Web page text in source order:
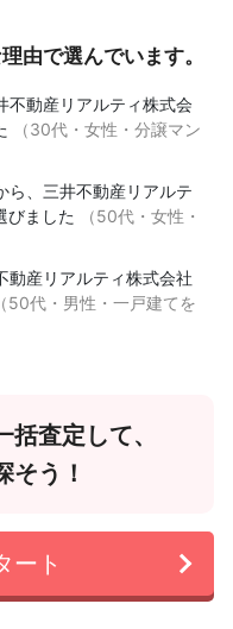
由で選んでいます。
不動産リアルティ株式会
（30代・女性・分譲マン
ら、三井不動産リアルテ
びました
（50代・女性・
動産リアルティ株式会社
（50代・男性・一戸建てを
査定して、
そう！
ート